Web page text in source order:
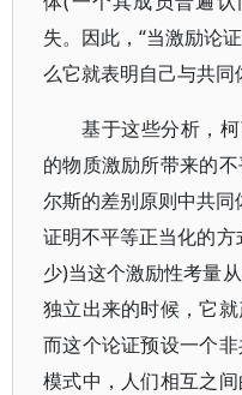
失。因此，“当激励论
么它就表明自己与共
基于这些分析，
的物质激励所带来的
尔斯的差别原则中共同
证明不平等正当化的
少)当这个激励性考量
独立出来的时候，它
而这个论证预设一个
模式中，人们相互之